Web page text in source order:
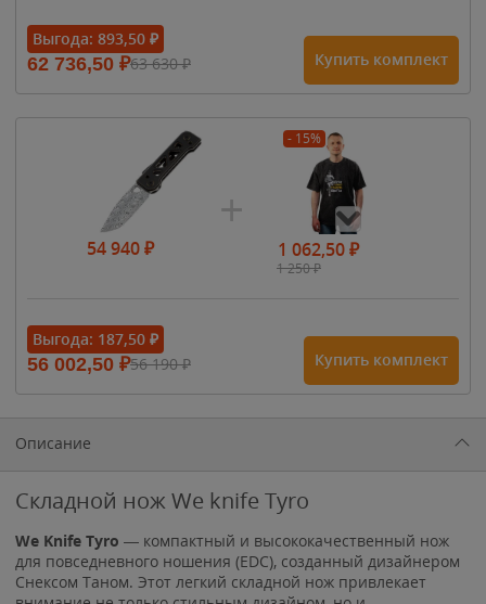
Выгода: 893,50 ₽
62 736,50 ₽63 630₽ Купить комплект
54 940₽
- 15%
1 062,50₽
1 250₽
1 615₽
1 900₽1 900₽
Выгода: 187,50 ₽
56 002,50 ₽56 190₽ Купить комплект
Описание
Складной нож We knife Tyro
We Knife Tyro — компактный и высококачественный нож
для повседневного ношения (EDC), созданный дизайнером
Снексом Таном. Этот легкий складной нож привлекает